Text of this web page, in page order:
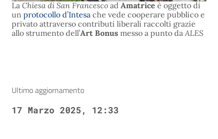
La Chiesa di San Francesco ad Amatrice è oggetto di
un protocollo d’Intesa che vede cooperare pubblico e
privato attraverso contributi liberali raccolti grazie
allo strumento dell’Art Bonus messo a punto da ALES
Ultimo aggiornamento
17 Marzo 2025, 12:33